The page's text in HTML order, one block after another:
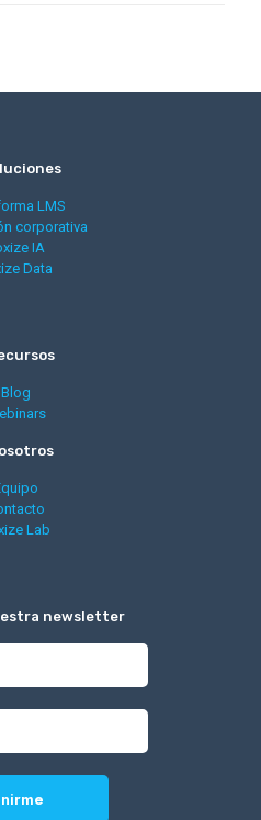
LMS
corporativa
IA
Data
Blog
Lab
newsletter